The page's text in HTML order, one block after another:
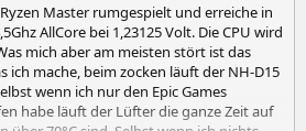
Master rumgespielt und erreiche in
AllCore bei 1,23125 Volt. Die CPU wird
mich aber am meisten stört ist das
ich mache, beim zocken läuft der NH-D15
wenn ich nur den Epic Games
habe läuft der Lüfter die ganze Zeit auf